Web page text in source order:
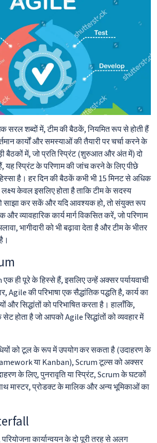
सरल शब्दों में, टीम की बैठकें, नियमित रूप से होती हैं
कार्यों और समस्याओं की तैयारी पर चर्चा करने के
बैठकों में, जो प्रति स्प्रिंट (शुरुआत और अंत में) दो
यह स्प्रिंट के परिणाम की जांच करने के लिए पीछे
है। हर दिन की बैठकें कभी भी 15 मिनट से अधिक
केवल इसलिए होता है ताकि टीम के सदस्य
साझा कर सकें और यदि आवश्यक हो, तो संयुक्त रूप
व्यावहारिक कार्य मार्ग विकसित करें, जो परिणाम
भागीदारी को भी बढ़ावा देता है और टीम के भीतर
ही पूरे के हिस्से हैं, इसलिए उन्हें अक्सर पर्यायवाची
Agile की परिभाषा एक सैद्धांतिक पद्धति है, कार्य का
और सिद्धांतों को परिभाषित करता है। हालाँकि,
होता है जो आपको Agile सिद्धांतों को व्यवहार में
को टूल के रूप में उपयोग कर सकता है (उदाहरण के
या Kanban), Scrum टूल्स को अक्सर
के लिए, पुनरावृति या स्प्रिंट, Scrum के घटकों
मास्टर, प्रोडक्ट के मालिक और अन्य भूमिकाओं का
कार्यान्वयन के दो पूरी तरह से अलग